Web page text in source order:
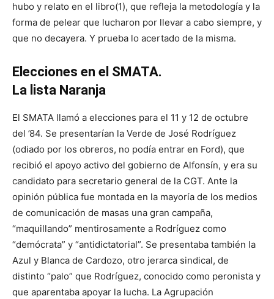
hubo y relato en el libro(1), que refleja la metodología y la
forma de pelear que lucharon por llevar a cabo siempre, y
que no decayera. Y prueba lo acertado de la misma.
Elecciones en el SMATA.
La lista Naranja
El SMATA llamó a elecciones para el 11 y 12 de octubre
del ’84. Se presentarían la Verde de José Rodríguez
(odiado por los obreros, no podía entrar en Ford), que
recibió el apoyo activo del gobierno de Alfonsín, y era su
candidato para secretario general de la CGT. Ante la
opinión pública fue montada en la mayoría de los medios
de comunicación de masas una gran campaña,
“maquillando” mentirosamente a Rodríguez como
“demócrata” y “antidictatorial”. Se presentaba también la
Azul y Blanca de Cardozo, otro jerarca sindical, de
distinto “palo” que Rodríguez, conocido como peronista y
que aparentaba apoyar la lucha. La Agrupación